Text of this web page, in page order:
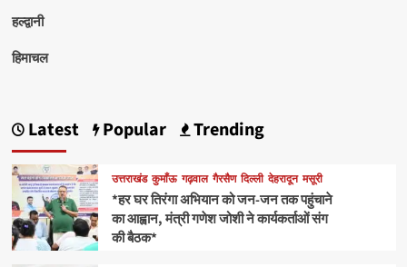
हल्द्वानी
हिमाचल
Latest Popular Trending
उत्तराखंड कुमाँऊ गढ़वाल गैरसैण दिल्ली देहरादून मसूरी
*हर घर तिरंगा अभियान को जन-जन तक पहुंचाने
का आह्वान, मंत्री गणेश जोशी ने कार्यकर्ताओं संग
की बैठक*